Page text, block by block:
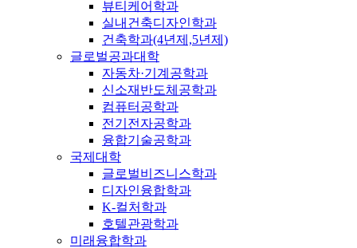
뷰티케어학과
실내건축디자인학과
건축학과(4년제,5년제)
글로벌공과대학
자동차·기계공학과
신소재반도체공학과
컴퓨터공학과
전기전자공학과
융합기술공학과
국제대학
글로벌비즈니스학과
디자인융합학과
K-컬처학과
호텔관광학과
미래융합학과